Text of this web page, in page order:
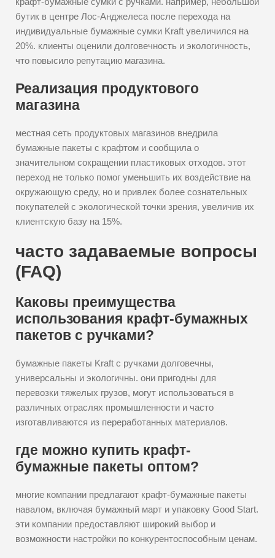
бутик в центре Лос-Анджелеса после перехода на
индивидуальные бумажные сумки Kraft увеличился на
20%. клиенты оценили долговечность и экологичность,
что повысило репутацию магазина.
Реализация продуктового
магазина
местная сеть продуктовых магазинов внедрила
бумажные пакеты с крафтом и сообщила о
значительном сокращении пластиковых отходов. этот
переход не только помог уменьшить их воздействие на
окружающую среду, но и привлек более сознательных
покупателей с экологической точки зрения, увеличив их
клиентскую базу на 15%.
часто задаваемые вопросы
(FAQ)
Каковы преимущества
использования крафт-бумажных
пакетов с ручками?
бумажные пакеты Kraft с ручками долговечны,
универсальны и экологичны. они пригодны для
перевозки тяжелых грузов, могут использоваться в
различных отраслях промышленности и часто
изготавливаются из переработанных материалов.
где можно купить крафт-
бумажные пакеты оптом?
многие компании предлагают крафт-бумажные пакеты
навалом, включая бумажный март и упаковку Good Start.
эти компании предоставляют широкий выбор и
возможности настройки по конкурентоспособным ценам.